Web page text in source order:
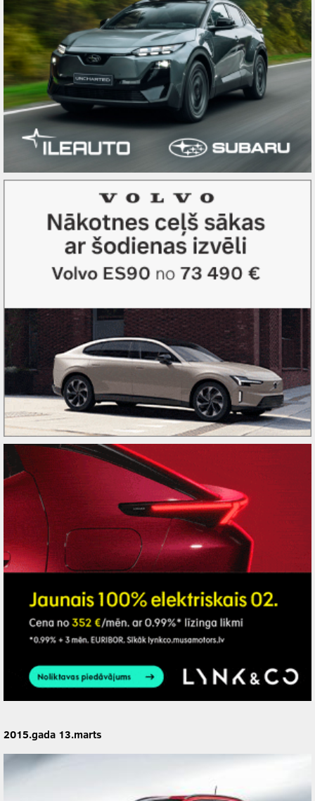
2015.gada 13.marts